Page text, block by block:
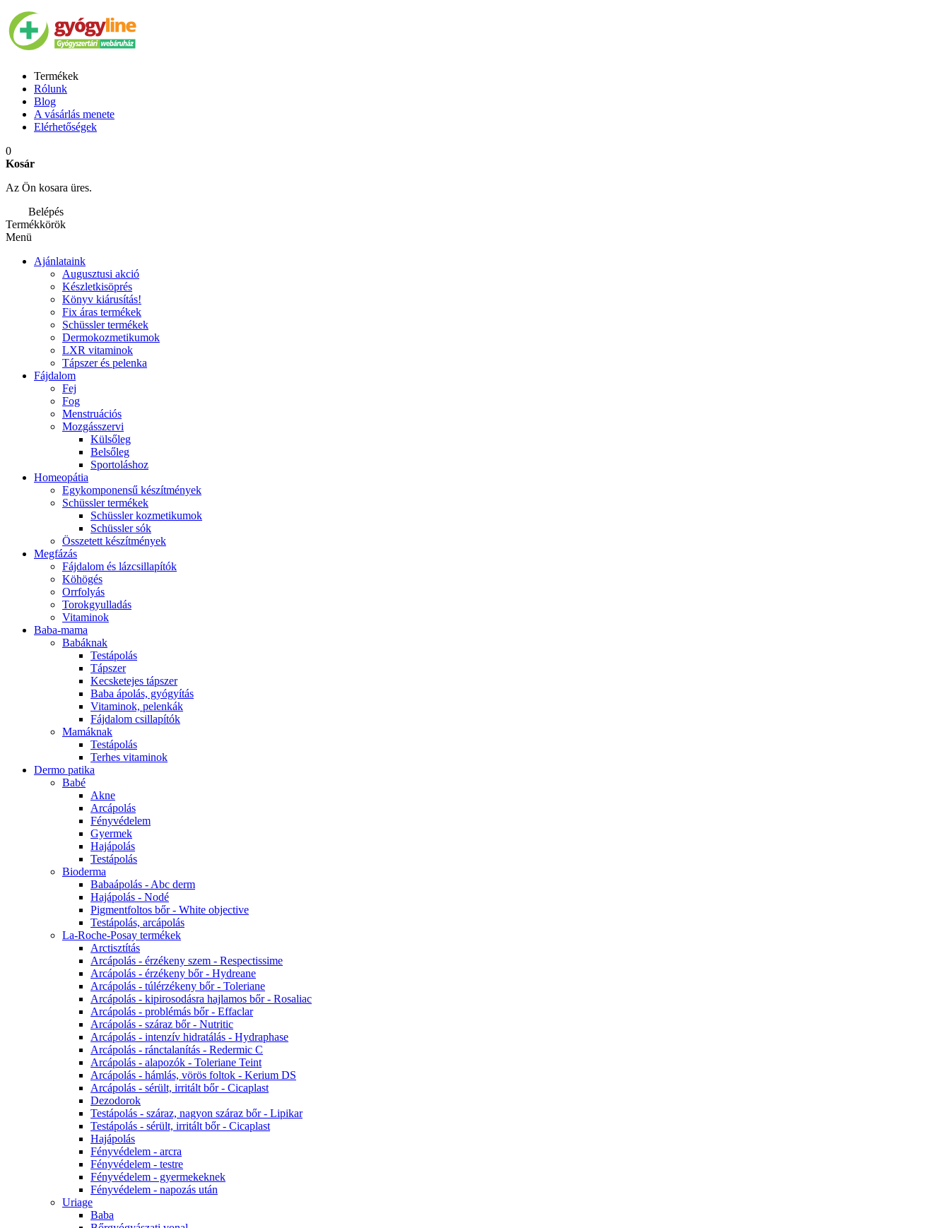
Termékek
Rólunk
Blog
A vásárlás menete
Elérhetőségek
0
Kosár
Az Ön kosara üres.
Belépés
Termékkörök
Menü
Ajánlataink
Augusztusi akció
Készletkisöprés
Könyv kiárusítás!
Fix áras termékek
Schüssler termékek
Dermokozmetikumok
LXR vitaminok
Tápszer és pelenka
Fájdalom
Fej
Fog
Menstruációs
Mozgásszervi
Külsőleg
Belsőleg
Sportoláshoz
Homeopátia
Egykomponensű készítmények
Schüssler termékek
Schüssler kozmetikumok
Schüssler sók
Összetett készítmények
Megfázás
Fájdalom és lázcsillapítók
Köhögés
Orrfolyás
Torokgyulladás
Vitaminok
Baba-mama
Babáknak
Testápolás
Tápszer
Kecsketejes tápszer
Baba ápolás, gyógyítás
Vitaminok, pelenkák
Fájdalom csillapítók
Mamáknak
Testápolás
Terhes vitaminok
Dermo patika
Babé
Akne
Arcápolás
Fényvédelem
Gyermek
Hajápolás
Testápolás
Bioderma
Babaápolás - Abc derm
Hajápolás - Nodé
Pigmentfoltos bőr - White objective
Testápolás, arcápolás
La-Roche-Posay termékek
Arctisztítás
Arcápolás - érzékeny szem - Respectissime
Arcápolás - érzékeny bőr - Hydreane
Arcápolás - túlérzékeny bőr - Toleriane
Arcápolás - kipirosodásra hajlamos bőr - Rosaliac
Arcápolás - problémás bőr - Effaclar
Arcápolás - száraz bőr - Nutritic
Arcápolás - intenzív hidratálás - Hydraphase
Arcápolás - ránctalanítás - Redermic C
Arcápolás - alapozók - Toleriane Teint
Arcápolás - hámlás, vörös foltok - Kerium DS
Arcápolás - sérült, irritált bőr - Cicaplast
Dezodorok
Testápolás - száraz, nagyon száraz bőr - Lipikar
Testápolás - sérült, irritált bőr - Cicaplast
Hajápolás
Fényvédelem - arcra
Fényvédelem - testre
Fényvédelem - gyermekeknek
Fényvédelem - napozás után
Uriage
Baba